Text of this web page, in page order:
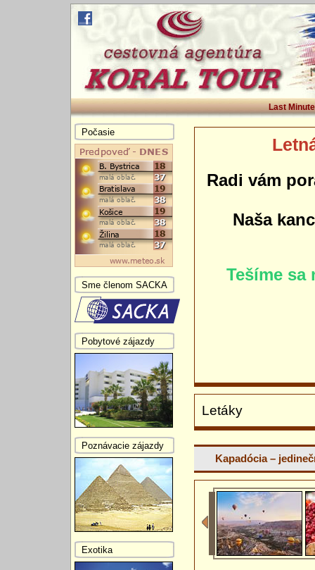
Last Minute
Radi vám
Naša
Tešíme sa
Letáky
Kapadócia –
Počasie
Sme členom SACKA
Pobytové zájazdy
Poznávacie zájazdy
Exotika